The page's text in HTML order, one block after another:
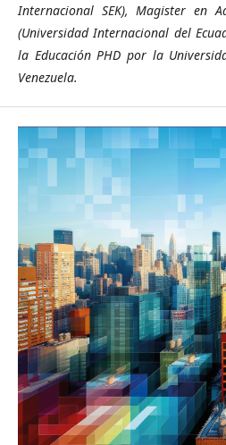
Internacional SEK), Magister en
(Universidad Internacional del
la Educación PHD por la
Venezuela.